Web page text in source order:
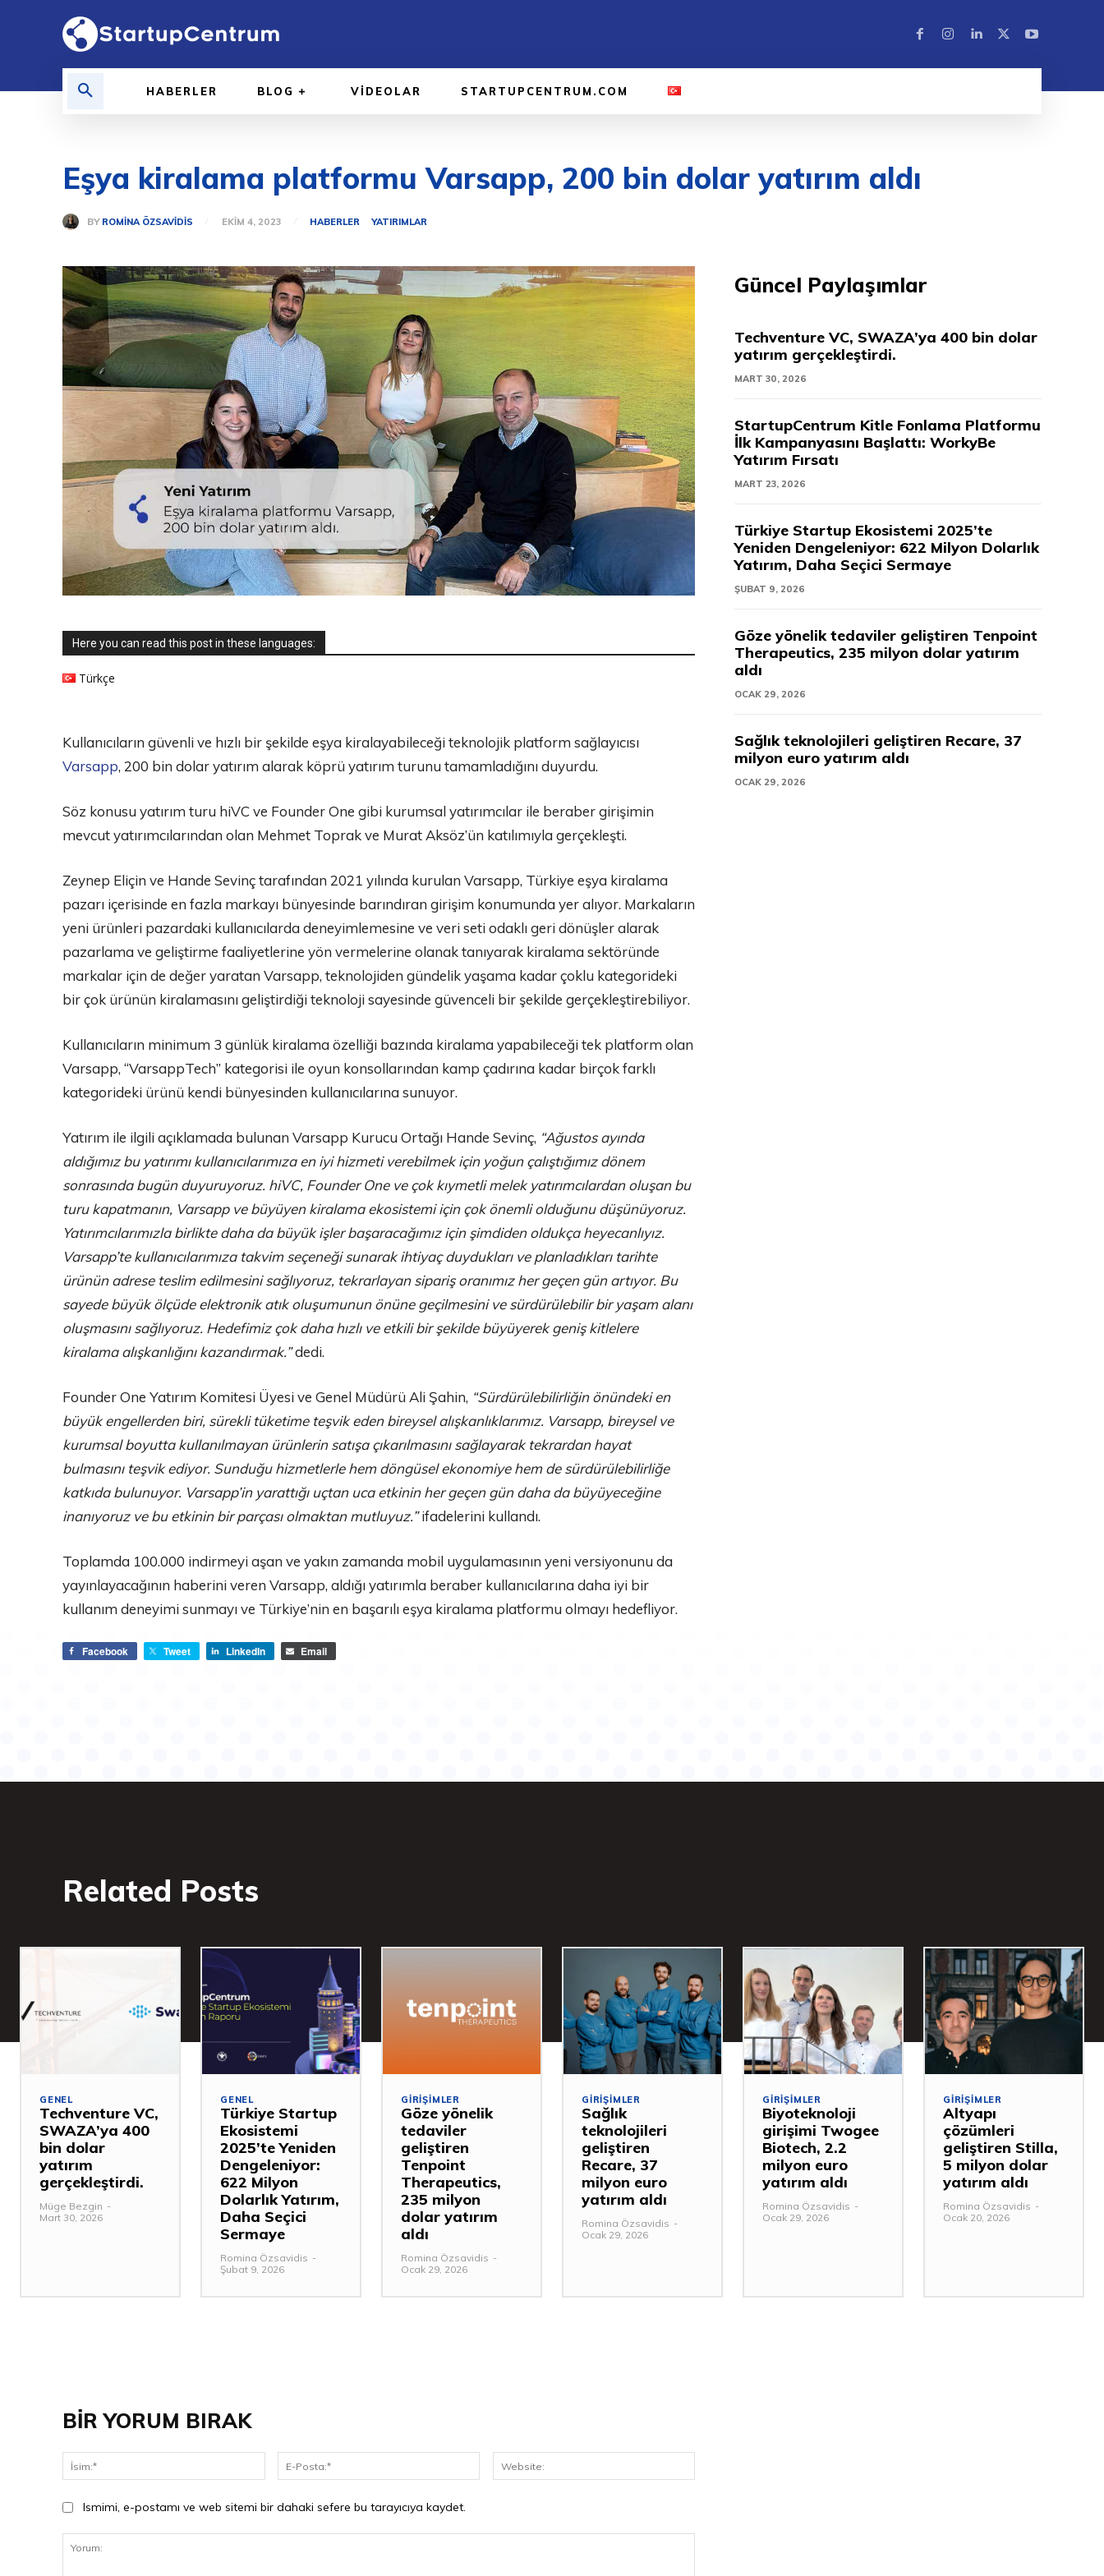
HABERLER BLOG VIDEOLAR STARTUPCENTRUM.COM
Eşya kiralama platformu Varsapp, 200 bin dolar yatırım aldı
BY ROMINA ÖZSAVIDIS EKIM 4, 2023 HABERLER YATIRIMLAR
Here you can read this post in these languages:
Türkçe
Kullanıcıların güvenli ve hızlı bir şekilde eşya kiralayabileceği teknolojik platform sağlayıcısı
Varsapp, 200 bin dolar yatırım alarak köprü yatırım turunu tamamladığını duyurdu.
Söz konusu yatırım turu hiVC ve Founder One gibi kurumsal yatırımcılar ile beraber girişimin
mevcut yatırımcılarından olan Mehmet Toprak ve Murat Aksöz’ün katılımıyla gerçekleşti.
Zeynep Eliçin ve Hande Sevinç tarafından 2021 yılında kurulan Varsapp, Türkiye eşya kiralama
pazarı içerisinde en fazla markayı bünyesinde barındıran girişim konumunda yer alıyor. Markaların
yeni ürünleri pazardaki kullanıcılarda deneyimlemesine ve veri seti odaklı geri dönüşler alarak
pazarlama ve geliştirme faaliyetlerine yön vermelerine olanak tanıyarak kiralama sektöründe
markalar için de değer yaratan Varsapp, teknolojiden gündelik yaşama kadar çoklu kategorideki
bir çok ürünün kiralamasını geliştirdiği teknoloji sayesinde güvenceli bir şekilde gerçekleştirebiliyor.
Kullanıcıların minimum 3 günlük kiralama özelliği bazında kiralama yapabileceği tek platform olan
Varsapp, “VarsappTech” kategorisi ile oyun konsollarından kamp çadırına kadar birçok farklı
kategorideki ürünü kendi bünyesinden kullanıcılarına sunuyor.
Yatırım ile ilgili açıklamada bulunan Varsapp Kurucu Ortağı Hande Sevinç, “Ağustos ayında
aldığımız bu yatırımı kullanıcılarımıza en iyi hizmeti verebilmek için yoğun çalıştığımız dönem
sonrasında bugün duyuruyoruz. hiVC, Founder One ve çok kıymetli melek yatırımcılardan oluşan bu
turu kapatmanın, Varsapp ve büyüyen kiralama ekosistemi için çok önemli olduğunu düşünüyoruz.
Yatırımcılarımızla birlikte daha da büyük işler başaracağımız için şimdiden oldukça heyecanlıyız.
Varsapp’te kullanıcılarımıza takvim seçeneği sunarak ihtiyaç duydukları ve planladıkları tarihte
ürünün adrese teslim edilmesini sağlıyoruz, tekrarlayan sipariş oranımız her geçen gün artıyor. Bu
sayede büyük ölçüde elektronik atık oluşumunun önüne geçilmesini ve sürdürülebilir bir yaşam alanı
oluşmasını sağlıyoruz. Hedefimiz çok daha hızlı ve etkili bir şekilde büyüyerek geniş kitlelere
kiralama alışkanlığını kazandırmak.”dedi.
Founder One Yatırım Komitesi Üyesi ve Genel Müdürü Ali Şahin, “Sürdürülebilirliğin önündeki en
büyük engellerden biri, sürekli tüketime teşvik eden bireysel alışkanlıklarımız. Varsapp, bireysel ve
kurumsal boyutta kullanılmayan ürünlerin satışa çıkarılmasını sağlayarak tekrardan hayat
bulmasını teşvik ediyor. Sunduğu hizmetlerle hem döngüsel ekonomiye hem de sürdürülebilirliğe
katkıda bulunuyor. Varsapp’in yarattığı uçtan uca etkinin her geçen gün daha da büyüyeceğine
inanıyoruz ve bu etkinin bir parçası olmaktan mutluyuz.”ifadelerini kullandı.
Toplamda 100.000 indirmeyi aşan ve yakın zamanda mobil uygulamasının yeni versiyonunu da
yayınlayacağının haberini veren Varsapp, aldığı yatırımla beraber kullanıcılarına daha iyi bir
kullanım deneyimi sunmayı ve Türkiye’nin en başarılı eşya kiralama platformu olmayı hedefliyor.
Facebook Tweet LinkedIn Email
Güncel Paylaşımlar
Techventure VC, SWAZA’ya 400 bin dolar
yatırım gerçekleştirdi.
MART 30, 2026
StartupCentrum Kitle Fonlama Platformu
İlk Kampanyasını Başlattı: WorkyBe
Yatırım Fırsatı
MART 23, 2026
Türkiye Startup Ekosistemi 2025’te
Yeniden Dengeleniyor: 622 Milyon Dolarlık
Yatırım, Daha Seçici Sermaye
ŞUBAT 9, 2026
Göze yönelik tedaviler geliştiren Tenpoint
Therapeutics, 235 milyon dolar yatırım
aldı
OCAK 29, 2026
Sağlık teknolojileri geliştiren Recare, 37
milyon euro yatırım aldı
OCAK 29, 2026
Related Posts
GENEL
Techventure VC,
SWAZA’ya 400
bin dolar
yatırım
gerçekleştirdi.
Müge Bezgin -
Mart 30, 2026
GENEL
Türkiye Startup
Ekosistemi
2025’te Yeniden
Dengeleniyor:
622 Milyon
Dolarlık Yatırım,
Daha Seçici
Sermaye
Romina Özsavidis -
Şubat 9, 2026
GIRIŞIMLER
Göze yönelik
tedaviler
geliştiren
Tenpoint
Therapeutics,
235 milyon
dolar yatırım
aldı
Romina Özsavidis -
Ocak 29, 2026
GIRIŞIMLER
Sağlık
teknolojileri
geliştiren
Recare, 37
milyon euro
yatırım aldı
Romina Özsavidis -
Ocak 29, 2026
GIRIŞIMLER
Biyoteknoloji
girişimi Twogee
Biotech, 2.2
milyon euro
yatırım aldı
Romina Özsavidis -
Ocak 29, 2026
GIRIŞIMLER
Altyapı
çözümleri
geliştiren Stilla,
5 milyon dolar
yatırım aldı
Romina Özsavidis -
Ocak 20, 2026
BİR YORUM BIRAK
Posta:*
Ismimi, e-postamı ve web sitemi bir dahaki sefere bu tarayıcıya kaydet.